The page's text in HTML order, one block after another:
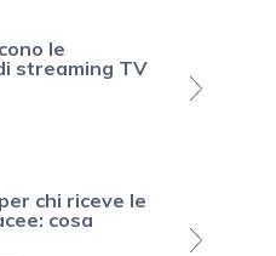
le
streaming TV
chi riceve le
cosa